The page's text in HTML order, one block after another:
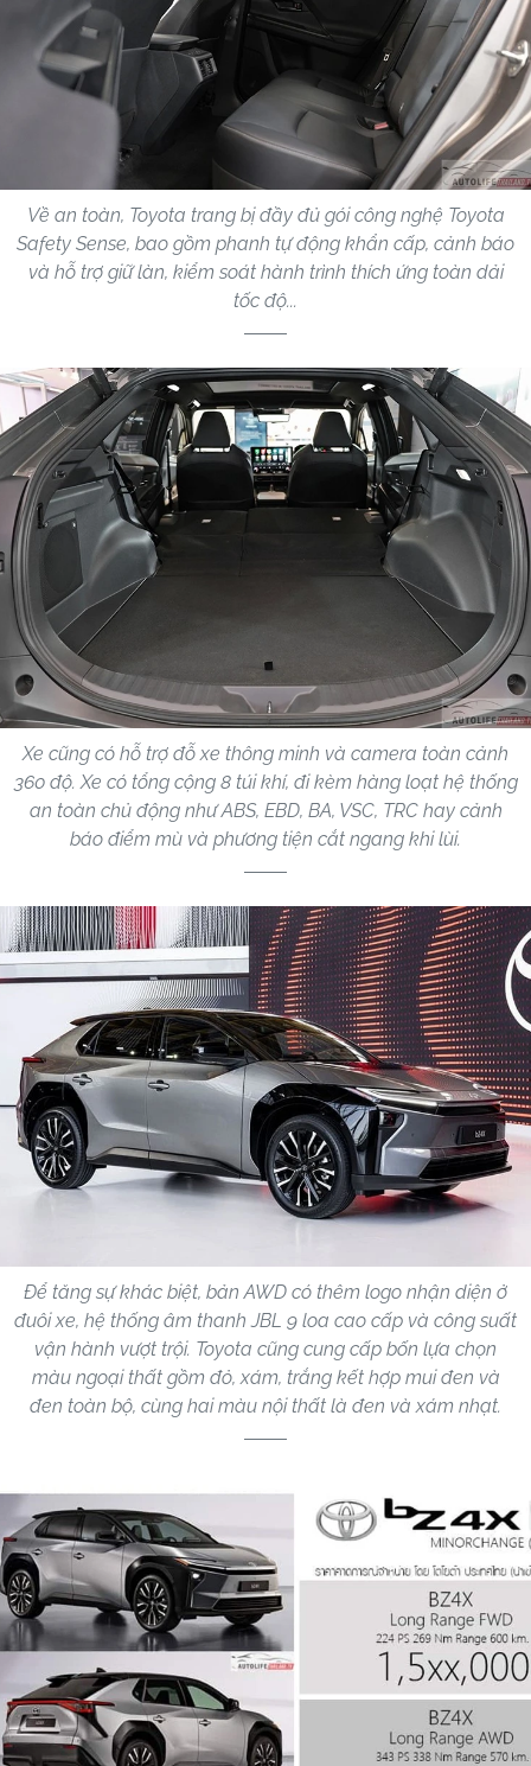
Về an toàn, Toyota trang bị đầy đủ gói công nghệ Toyota
Safety Sense, bao gồm phanh tự động khẩn cấp, cảnh báo
và hỗ trợ giữ làn, kiểm soát hành trình thích ứng toàn dải
tốc độ...
Xe cũng có hỗ trợ đỗ xe thông minh và camera toàn cảnh
360 độ. Xe có tổng cộng 8 túi khí, đi kèm hàng loạt hệ thống
an toàn chủ động như ABS, EBD, BA, VSC, TRC hay cảnh
báo điểm mù và phương tiện cắt ngang khi lùi.
Để tăng sự khác biệt, bản AWD có thêm logo nhận diện ở
đuôi xe, hệ thống âm thanh JBL 9 loa cao cấp và công suất
vận hành vượt trội. Toyota cũng cung cấp bốn lựa chọn
màu ngoại thất gồm đỏ, xám, trắng kết hợp mui đen và
đen toàn bộ, cùng hai màu nội thất là đen và xám nhạt.